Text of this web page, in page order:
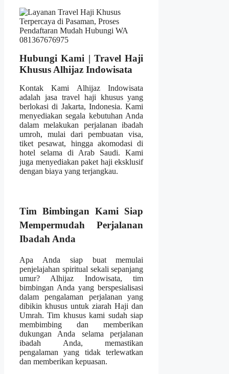
Hubungi Kami | Travel Haji
Khusus Alhijaz Indowisata
Kontak Kami Alhijaz Indowisata
adalah jasa travel haji khusus yang
berlokasi di Jakarta, Indonesia. Kami
menyediakan segala kebutuhan Anda
dalam melakukan perjalanan ibadah
umroh, mulai dari pembuatan visa,
tiket pesawat, hingga akomodasi di
hotel selama di Arab Saudi. Kami
juga menyediakan paket haji eksklusif
dengan biaya yang terjangkau.
Tim Bimbingan Kami Siap
Mempermudah Perjalanan
Ibadah Anda
Apa Anda siap buat memulai
penjelajahan spiritual sekali sepanjang
umur? Alhijaz Indowisata, tim
bimbingan Anda yang berspesialisasi
dalam pengalaman perjalanan yang
dibikin khusus untuk ziarah Haji dan
Umrah. Tim khusus kami sudah siap
membimbing dan memberikan
dukungan Anda selama perjalanan
ibadah Anda, memastikan
pengalaman yang tidak terlewatkan
dan memberikan kepuasan.